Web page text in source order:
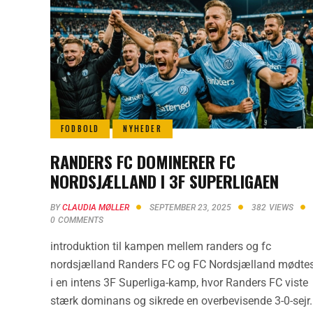
FODBOLD NYHEDER
RANDERS FC DOMINERER FC
NORDSJÆLLAND I 3F SUPERLIGAEN
BYCLAUDIA MØLLER SEPTEMBER 23, 2025 382 VIEWS
0 COMMENTS
introduktion til kampen mellem randers og fc
nordsjælland Randers FC og FC Nordsjælland
i en intens 3F Superliga-kamp, hvor Randers FC viste
stærk dominans og sikrede en overbevisende 3-0-sejr.